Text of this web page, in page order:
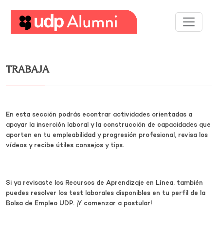
Servicios
TRABAJA
En esta sección podrás econtrar actividades orientadas a
apoyar la inserción laboral y la construcción de capacidades que
aporten en tu empleabilidad y progresión profesional, revisa los
vídeos y recibe útiles consejos y tips.
Si ya revisaste los Recursos de Aprendizaje en Línea, también
puedes resolver los test laborales disponibles en tu perfil de la
Bolsa de Empleo UDP. ¡Y comenzar a postular!